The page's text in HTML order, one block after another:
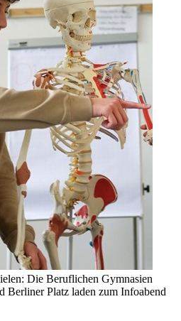
Die Beruflichen Gymnasien
Berliner Platz laden zum Infoabend